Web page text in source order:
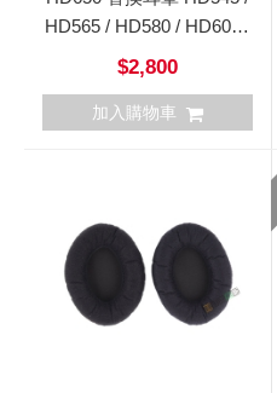
HD565 / HD580 / HD600 /
HD660S適用
$2,800
加入購物車